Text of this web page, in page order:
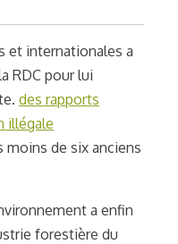
et internationales a
RDC pour lui
des rapports
illégale
moins de six anciens
a enfin
forestière du